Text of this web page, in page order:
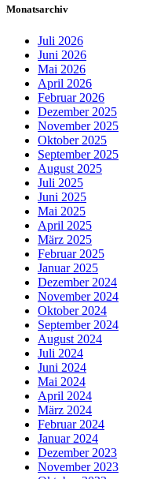
Monatsarchiv
Juli 2026
Juni 2026
Mai 2026
April 2026
Februar 2026
Dezember 2025
November 2025
Oktober 2025
September 2025
August 2025
Juli 2025
Juni 2025
Mai 2025
April 2025
März 2025
Februar 2025
Januar 2025
Dezember 2024
November 2024
Oktober 2024
September 2024
August 2024
Juli 2024
Juni 2024
Mai 2024
April 2024
März 2024
Februar 2024
Januar 2024
Dezember 2023
November 2023